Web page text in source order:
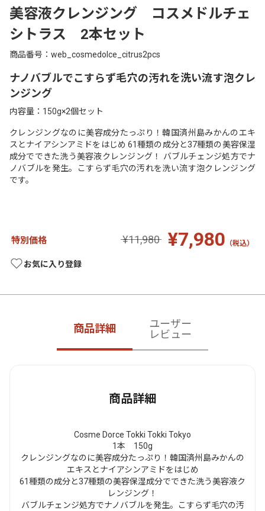
美容液クレンジング コスメドルチェ
シトラス 2本セット
商品番号：web_cosmedolce_citrus2pcs
ナノバブルでこすらず毛穴の汚れを洗い流す泡クレ
ンジング
内容量：150g×2個セット
クレンジングなのに美容成分たっぷり！韓国済州島みかんのエキ
スとナイアシンアミドをはじめ 61種類の成分と37種類の美容保湿
成分でできた洗う美容液クレンジング！ バブルチェンジ処方でナ
ノバブルを発生。こすらず毛穴の汚れを洗い流す泡クレンジング
です。
特別価格 ¥11,980 ¥7,980 （税込）
お気に入り登録
商品詳細
ユーザー
レビュー
商品詳細
Cosme Dorce Tokki Tokki Tokyo
1本 150g
クレンジングなのに美容成分たっぷり！韓国済州島みかんの
エキスとナイアシンアミドをはじめ
61種類の成分と37種類の美容保湿成分でできた洗う美容液ク
レンジング！
バブルチェンジ処方でナノバブルを発生。こすらず毛穴の汚